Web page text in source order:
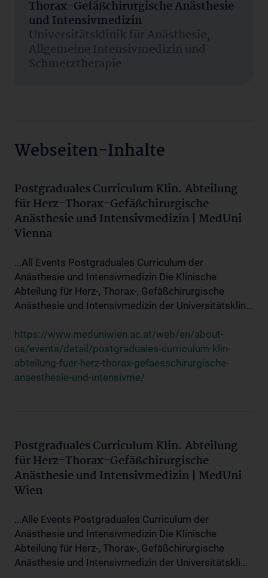
Thorax-Gefäßchirurgische Anästhesie
und Intensivmedizin
Universitätsklinik für Anästhesie,
Allgemeine Intensivmedizin und
Schmerztherapie
Webseiten-Inhalte
Postgraduales Curriculum Klin. Abteilung
für Herz-Thorax-Gefäßchirurgische
Anästhesie und Intensivmedizin | MedUni
Vienna
...All Events Postgraduales Curriculum der
Anästhesie und Intensivmedizin Die Klinische
Abteilung für Herz-, Thorax-, Gefäßchirurgische
Anästhesie und Intensivmedizin der Universitätsklin...
https://www.meduniwien.ac.at/web/en/about-
us/events/detail/postgraduales-curriculum-klin-
abteilung-fuer-herz-thorax-gefaesschirurgische-
anaesthesie-und-intensivme/
Postgraduales Curriculum Klin. Abteilung
für Herz-Thorax-Gefäßchirurgische
Anästhesie und Intensivmedizin | MedUni
Wien
...Alle Events Postgraduales Curriculum der
Anästhesie und Intensivmedizin Die Klinische
Abteilung für Herz-, Thorax-, Gefäßchirurgische
Anästhesie und Intensivmedizin der Universitätskli...